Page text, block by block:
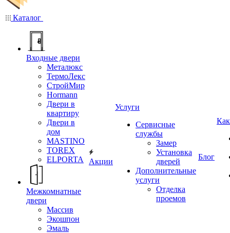
Каталог
Входные двери
Металюкс
ТермоЛекс
СтройМир
Hormann
Двери в
квартиру
Двери в
дом
MASTINO
TOREX
ELPORTA
Межкомнатные
двери
Массив
Экошпон
Эмаль
Акции
Услуги
Сервисные
службы
Замер
Установка
дверей
Дополнительные
услуги
Отделка
проемов
Блог